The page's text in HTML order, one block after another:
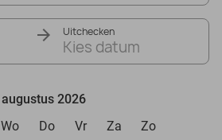
Uitchecken
Kies datum
augustus 2026
Wo Do Vr Za Zo